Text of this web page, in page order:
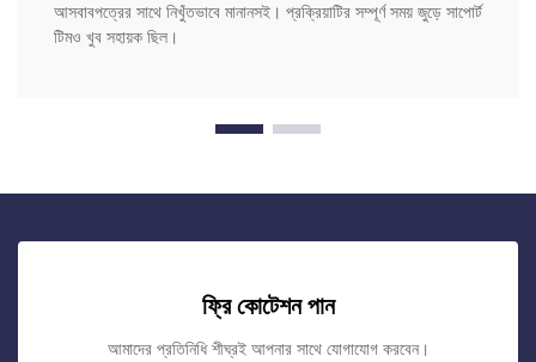
আসবাবপত্রের সাথে নিখুঁতভাবে মানানসই। প্রক্রিয়াটির সম্পূর্ণ সময় জুড়ে সাপোর্ট
টিমও খুব সহায়ক ছিল।
ফ্রি কোটেশন পান
আমাদের প্রতিনিধি শীঘ্রই আপনার সাথে যোগাযোগ করবেন।